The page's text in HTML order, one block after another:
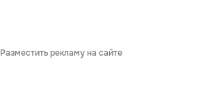
Разместить рекламу на сайте